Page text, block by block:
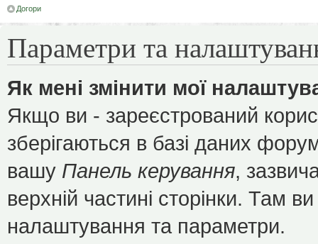
Догори
Параметри та
Як мені змінити мої
Якщо ви - зареєстрований
зберігаються в базі даних
вашу Панель керування,
верхній частині сторінки. Там
налаштування та параметри.